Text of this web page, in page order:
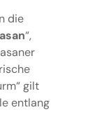
die
“,
gilt
entlang